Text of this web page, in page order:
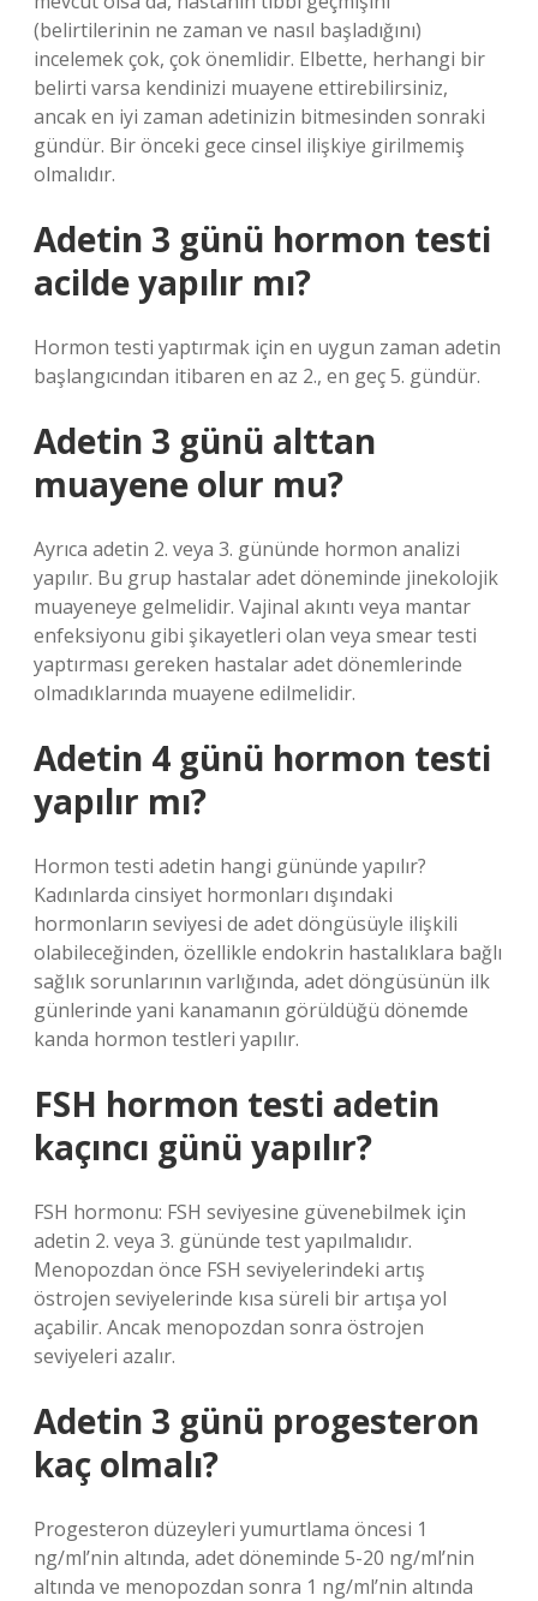
(belirtilerinin ne zaman ve nasıl başladığını)
incelemek çok, çok önemlidir. Elbette, herhangi bir
belirti varsa kendinizi muayene ettirebilirsiniz,
ancak en iyi zaman adetinizin bitmesinden sonraki
gündür. Bir önceki gece cinsel ilişkiye girilmemiş
olmalıdır.
Adetin 3 günü hormon testi
acilde yapılır mı?
Hormon testi yaptırmak için en uygun zaman adetin
başlangıcından itibaren en az 2., en geç 5. gündür.
Adetin 3 günü alttan
muayene olur mu?
Ayrıca adetin 2. veya 3. gününde hormon analizi
yapılır. Bu grup hastalar adet döneminde jinekolojik
muayeneye gelmelidir. Vajinal akıntı veya mantar
enfeksiyonu gibi şikayetleri olan veya smear testi
yaptırması gereken hastalar adet dönemlerinde
olmadıklarında muayene edilmelidir.
Adetin 4 günü hormon testi
yapılır mı?
Hormon testi adetin hangi gününde yapılır?
Kadınlarda cinsiyet hormonları dışındaki
hormonların seviyesi de adet döngüsüyle ilişkili
olabileceğinden, özellikle endokrin hastalıklara bağlı
sağlık sorunlarının varlığında, adet döngüsünün ilk
günlerinde yani kanamanın görüldüğü dönemde
kanda hormon testleri yapılır.
FSH hormon testi adetin
kaçıncı günü yapılır?
FSH hormonu: FSH seviyesine güvenebilmek için
adetin 2. veya 3. gününde test yapılmalıdır.
Menopozdan önce FSH seviyelerindeki artış
östrojen seviyelerinde kısa süreli bir artışa yol
açabilir. Ancak menopozdan sonra östrojen
seviyeleri azalır.
Adetin 3 günü progesteron
kaç olmalı?
Progesteron düzeyleri yumurtlama öncesi 1
ng/ml’nin altında, adet döneminde 5-20 ng/ml’nin
altında ve menopozdan sonra 1 ng/ml’nin altında